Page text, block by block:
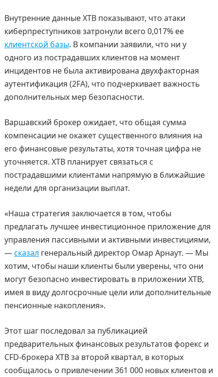
Внутренние данные XTB показывают, что атаки
киберпреступников затронули всего 0,017% ее
клиентской базы. В компании заявили, что ни у
одного из пострадавших клиентов на момент
инцидентов не была активирована двухфакторная
аутентификация (2FA), что подчеркивает важность
дополнительных мер безопасности.
Варшавский брокер ожидает, что общая сумма
компенсации не окажет существенного влияния на
его финансовые результаты, хотя точная цифра не
уточняется. XTB планирует связаться с
пострадавшими клиентами напрямую в ближайшие
недели для организации выплат.
«Наша стратегия заключается в том, чтобы
предлагать лучшее инвестиционное приложение для
управления пассивными и активными инвестициями,
—сказал генеральный директор Омар Арнаут. — Мы
хотим, чтобы наши клиенты были уверены, что они
могут безопасно инвестировать в приложении XTB,
имея в виду долгосрочные цели или дополнительные
пенсионные накопления».
Этот шаг последовал за публикацией
предварительных финансовых результатов форекс и
CFD-брокера XTB за второй квартал, в которых
сообщалось о привлечении 361 000 новых клиентов и